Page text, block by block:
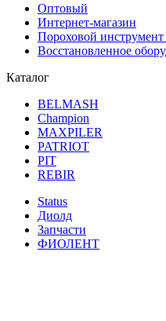
Оптовый
Интернет-магазин
Пороховой инструмент
Восстановленное
Каталог
BELMASH
Champion
MAXPILER
PATRIOT
PIT
REBIR
Status
Диолд
Запчасти
ФИОЛЕНТ